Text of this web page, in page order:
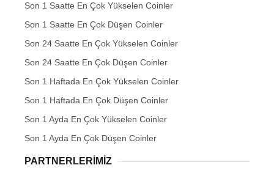
Son 1 Saatte En Çok Yükselen Coinler
Son 1 Saatte En Çok Düşen Coinler
Son 24 Saatte En Çok Yükselen Coinler
Son 24 Saatte En Çok Düşen Coinler
Son 1 Haftada En Çok Yükselen Coinler
Son 1 Haftada En Çok Düşen Coinler
Son 1 Ayda En Çok Yükselen Coinler
Son 1 Ayda En Çok Düşen Coinler
PARTNERLERIMIZ